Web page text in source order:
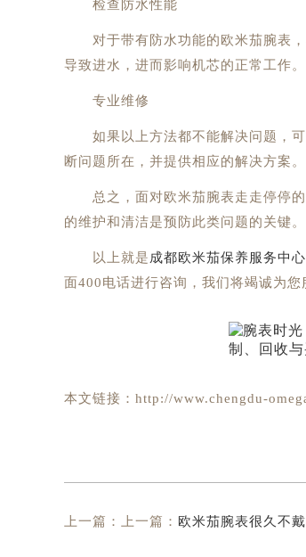
检查防水性能
对于带有防水功能的欧米茄腕表，
导致进水，进而影响机芯的正常工作。
专业维修
如果以上方法都不能解决问题，可
断问题所在，并提供相应的解决方案。
总之，面对欧米茄腕表走走停停的
的维护和清洁是预防此类问题的关键
以上就是 成都欧米茄保养服务中心
面400电话进行咨询，我们将竭诚为您
本文链接：http://www.chengdu-
上一篇：上一篇： 欧米茄腕表很久不戴